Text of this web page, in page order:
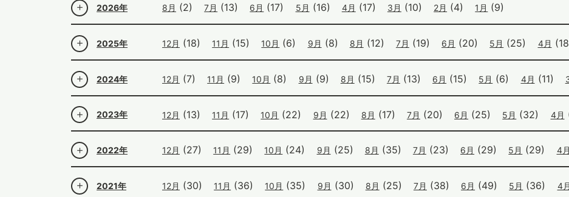
2026年 8月 (2) 7月 (13) 6月 (17) 5月 (16) 4月 (17) 3月 (10) 2月 (4) 1月 (9)
2025年 12月 (18) 11月 (15) 10月 (6) 9月 (8) 8月 (12) 7月 (19) 6月 (20) 5月 (25) 4月
2024年 12月 (7) 11月 (9) 10月 (8) 9月 (9) 8月 (15) 7月 (13) 6月 (15) 5月 (6) 4月 (11)
2023年 12月 (13) 11月 (17) 10月 (22) 9月 (22) 8月 (17) 7月 (20) 6月 (25) 5月 (32) 4月
2022年 12月 (27) 11月 (29) 10月 (24) 9月 (25) 8月 (35) 7月 (23) 6月 (29) 5月 (29) 4月
2021年 12月 (30) 11月 (36) 10月 (35) 9月 (30) 8月 (25) 7月 (38) 6月 (49) 5月 (36) 4月